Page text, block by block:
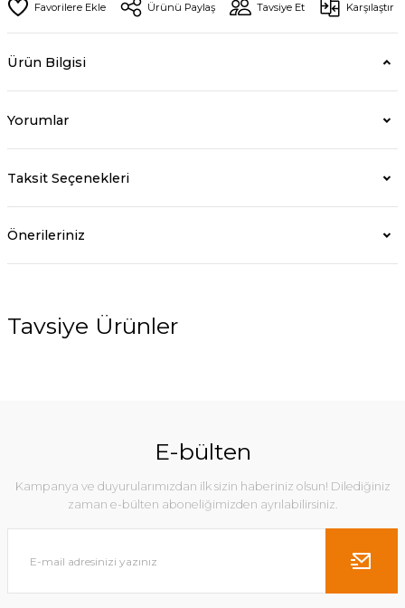
Ürünü Paylaş Tavsiye Et Karşılaştır
Ürün Bilgisi
Yorumlar
Taksit Seçenekleri
Önerileriniz
Tavsiye Ürünler
Elegance Şezlong
6.720,00 TL
E-bülten
Kampanya ve duyurularımızdan ilk sizin haberiniz olsun! Dilediğiniz
zaman e-bülten aboneliğimizden ayrılabilirsiniz.